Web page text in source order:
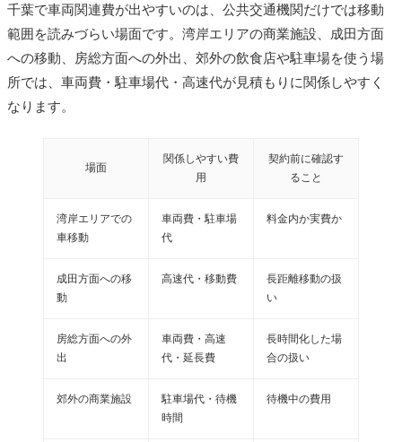
千葉で車両関連費が出やすいのは、公共交通機関だけでは移動
範囲を読みづらい場面です。湾岸エリアの商業施設、成田方面
への移動、房総方面への外出、郊外の飲食店や駐車場を使う場
所では、車両費・駐車場代・高速代が見積もりに関係しやすく
なります。
場面
関係しやすい費
用
契約前に確認す
ること
湾岸エリアでの
車移動
車両費・駐車場
代
料金内か実費か
成田方面への移
動
高速代・移動費
長距離移動の扱
い
房総方面への外
出
車両費・高速
代・延長費
長時間化した場
合の扱い
郊外の商業施設
駐車場代・待機
時間
待機中の費用